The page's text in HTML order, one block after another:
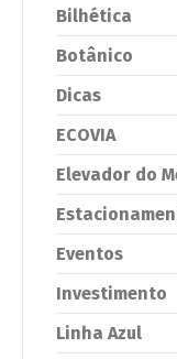
Bilhética
Botânico
Dicas
ECOVIA
Elevador do
Eventos
Investimento
Linha Azul